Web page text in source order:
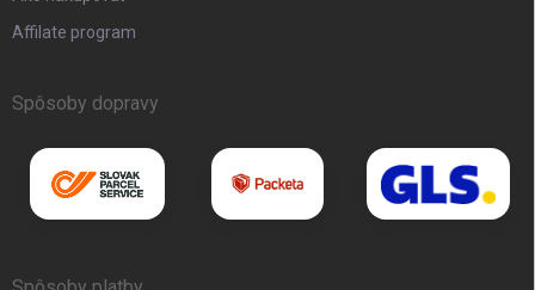
Affilate program
Spôsoby dopravy